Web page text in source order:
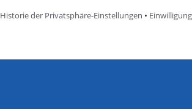
Historie der Privatsphäre-Einstellungen •